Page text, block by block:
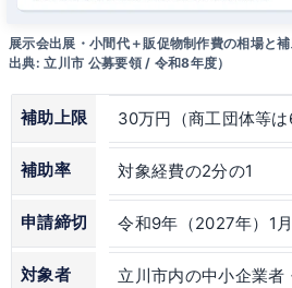
展示会出展・小間代＋販促物制作費の相場と
出典: 立川市 公募要領 / 令和8年度）
補助上限 30万円（商工団体等は
補助率 対象経費の2分の1
申請締切 令和9年（2027年）1
対象者
立川市内の中小企業者